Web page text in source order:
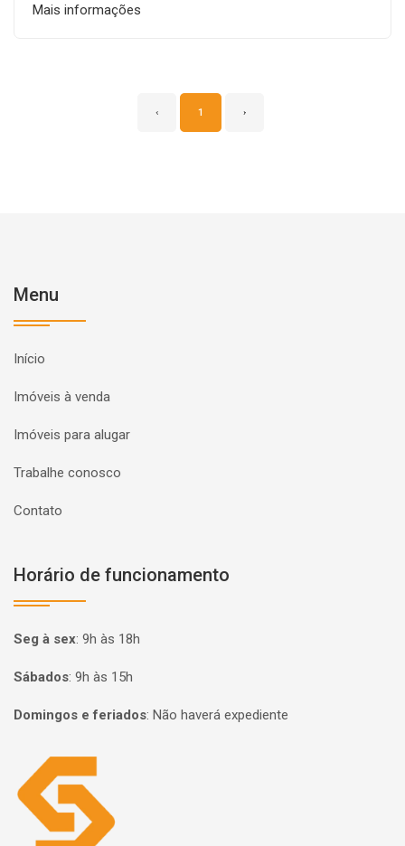
Mais informações
‹ 1 ›
Menu
Início
Imóveis à venda
Imóveis para alugar
Trabalhe conosco
Contato
Horário de funcionamento
Seg à sex: 9h às 18h
Sábados: 9h às 15h
Domingos e feriados: Não haverá expediente
Página inicial